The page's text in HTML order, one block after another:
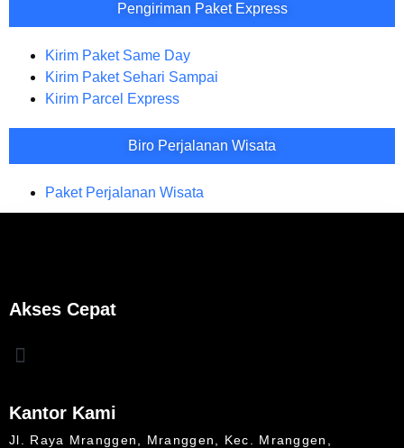
Pengiriman Paket Express
Kirim Paket Same Day
Kirim Paket Sehari Sampai
Kirim Parcel Express
Biro Perjalanan Wisata
Paket Perjalanan Wisata
Akses Cepat
Kantor Kami
Jl. Raya Mranggen, Mranggen, Kec. Mranggen,